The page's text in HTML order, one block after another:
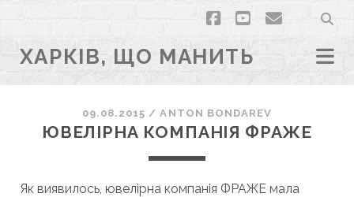
facebook
youtubeemail
ХАРКІВ, ЩО МАНИТЬ
09.08.2015 /ANTON BONDAREV
ЮВЕЛІРНА КОМПАНІЯ ФРАЖЕ
Як виявилось, ювелірна компанія ФРАЖЕ мала